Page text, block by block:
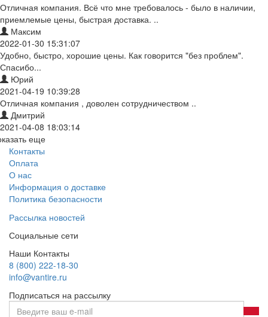
Отличная компания. Всё что мне требовалось - было в наличии,
приемлемые цены, быстрая доставка. ..
Максим
2022-01-30 15:31:07
Удобно, быстро, хорошие цены. Как говорится "без проблем".
Спасибо...
Юрий
2021-04-19 10:39:28
Отличная компания , доволен сотрудничеством ..
Дмитрий
2021-04-08 18:03:14
еще
Контакты
Оплата
О нас
Информация о доставке
Политика безопасности
Рассылка новостей
Социальные сети
Наши Контакты
8 (800) 222-18-30
info@vantire.ru
Подписаться на рассылку